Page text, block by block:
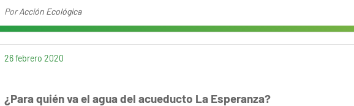
PorAcción Ecológica
26 febrero 2020
¿Para quién va el agua del acueducto La Esperanza?